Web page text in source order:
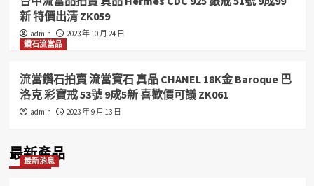
新 特價出清 ZK059
admin
2023 年 10 月 24 日
鑽石流當品
流當鑽石拍賣 流當寶石 真品 CHANEL 18K金 Baroque 巴
洛克 彩寶戒 53號 9成5新 喜歡價可議 ZK061
admin 2023 年 9 月 13 日
最新產品
最新消息